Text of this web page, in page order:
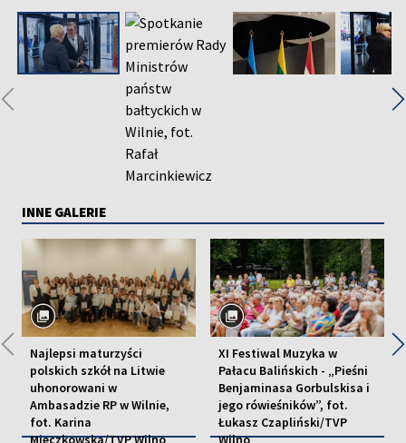
◀ ▶
INNE GALERIE
Najlepsi maturzyści
polskich szkół na Litwie
uhonorowani w
Ambasadzie RP w Wilnie,
fot. Karina
Mieczkowska/TVP Wilno
XI Festiwal Muzyka w
Pałacu Balińskich - „Pieśni
Benjaminasa Gorbulskisa i
jego rówieśników”, fot.
Łukasz Czapliński/TVP
Wilno
◀ ▶